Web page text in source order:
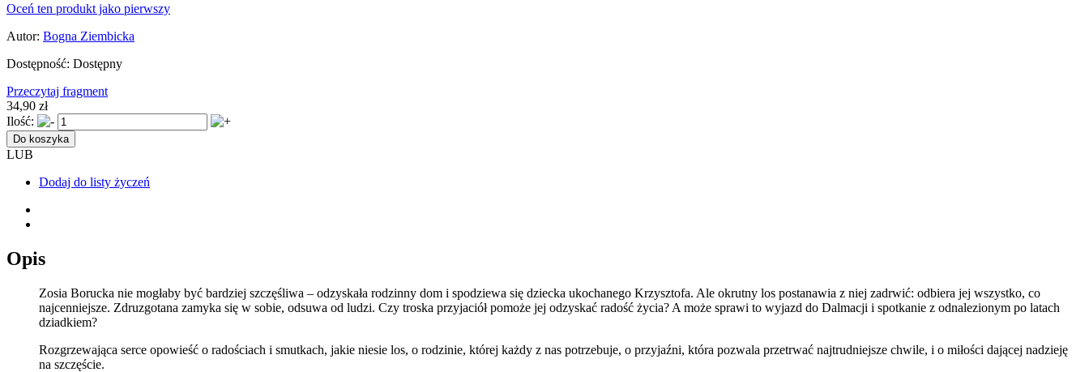
Oceń ten produkt jako pierwszy
Autor: Bogna Ziembicka
Dostępność: Dostępny
Przeczytaj fragment
34,90 zł
Ilość:
Do koszyka
LUB
Dodaj do listy życzeń
Opis
Zosia Borucka nie mogłaby być bardziej szczęśliwa – odzyskała rodzinny dom i spodziewa się dziecka ukochanego Krzysztofa. Ale okrutny los postanawia z niej zadrwić: odbiera jej wszystko, co
najcenniejsze. Zdruzgotana zamyka się w sobie, odsuwa od ludzi. Czy troska przyjaciół pomoże jej odzyskać radość życia? A może sprawi to wyjazd do Dalmacji i spotkanie z odnalezionym po latach
dziadkiem?
Rozgrzewająca serce opowieść o radościach i smutkach, jakie niesie los, o rodzinie, której każdy z nas potrzebuje, o przyjaźni, która pozwala przetrwać najtrudniejsze chwile, i o miłości dającej nadzieję
na szczęście.